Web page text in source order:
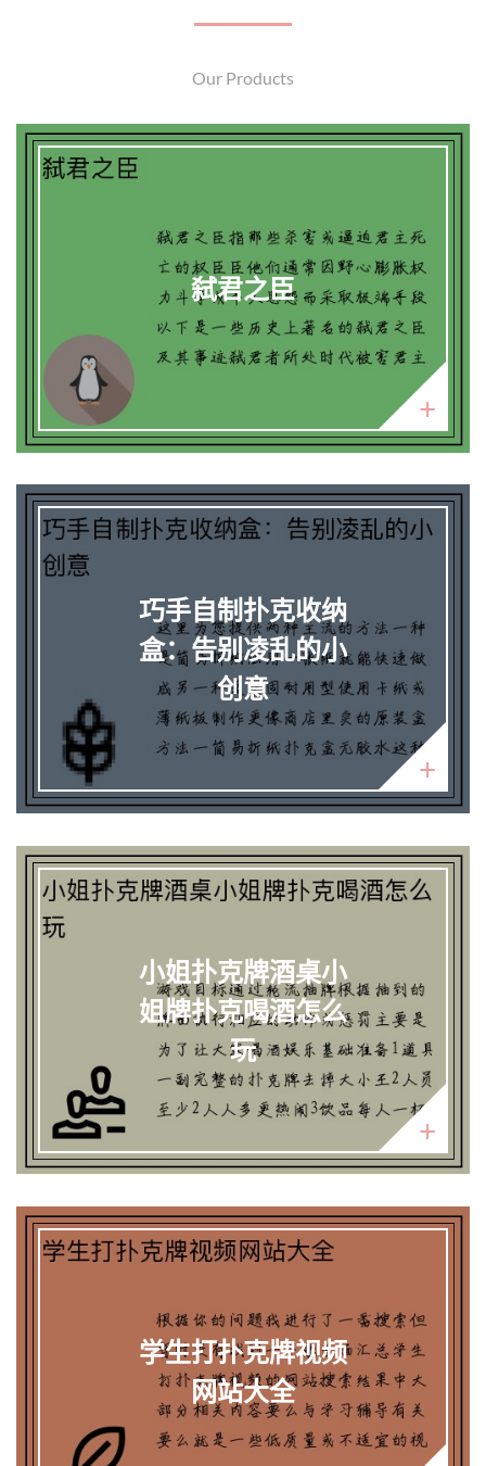
Our Products
弑君之臣
巧手自制扑克收纳
盒：告别凌乱的小
创意
小姐扑克牌酒桌小
姐牌扑克喝酒怎么
玩
学生打扑克牌视频
网站大全